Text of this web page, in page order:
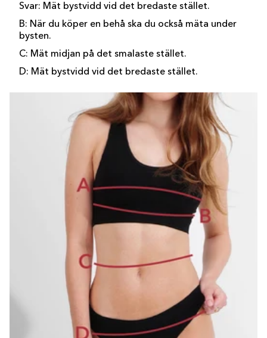
Svar: Mät bystvidd vid det bredaste stället.
B: När du köper en behå ska du också mäta under
bysten.
C: Mät midjan på det smalaste stället.
D: Mät bystvidd vid det bredaste stället.